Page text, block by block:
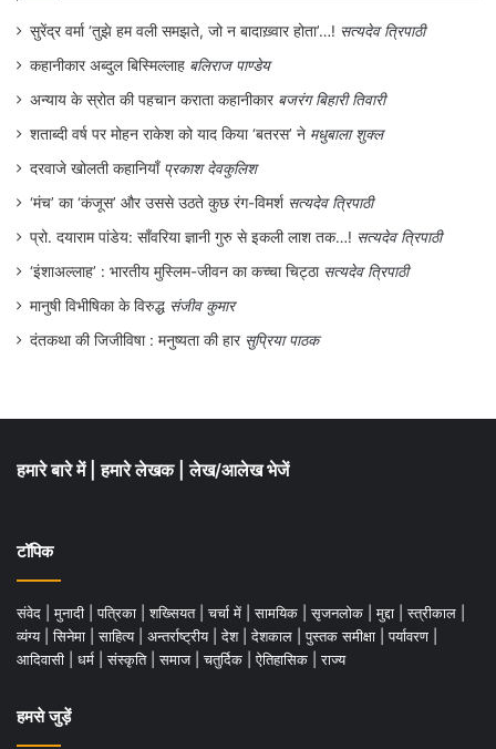
सुरेंद्र वर्मा ‘तुझे हम वली समझते, जो न बादाख़्वार होता’…! सत्यदेव त्रिपाठी
कहानीकार अब्दुल बिस्मिल्लाह बलिराज पाण्डेय
अन्याय के स्रोत की पहचान कराता कहानीकार बजरंग बिहारी तिवारी
शताब्दी वर्ष पर मोहन राकेश को याद किया ‘बतरस’ ने मधुबाला शुक्ल
दरवाजे खोलती कहानियाँ प्रकाश देवकुलिश
‘मंच’ का ‘कंजूस’ और उससे उठते कुछ रंग-विमर्श सत्यदेव त्रिपाठी
प्रो. दयाराम पांडेय: साँवरिया ज्ञानी गुरु से इकली लाश तक…! सत्यदेव त्रिपाठी
‘इंशाअल्लाह’ : भारतीय मुस्लिम-जीवन का कच्चा चिट्ठा सत्यदेव त्रिपाठी
मानुषी विभीषिका के विरुद्ध संजीव कुमार
दंतकथा की जिजीविषा : मनुष्यता की हार सुप्रिया पाठक
हमारे बारे में हमारे लेखक लेख/आलेख भेजें
टॉपिक
संवेद मुनादी पत्रिका शख्सियत चर्चा में सामयिक सृजनलोक मुद्दा स्त्रीकाल
व्यंग्य
सिनेमा साहित्य अन्तर्राष्ट्रीय देश देशकाल पुस्तक समीक्षा पर्यावरण
आदिवासी
धर्म संस्कृति समाज चतुर्दिक ऐतिहासिक राज्य
हमसे जुड़ें